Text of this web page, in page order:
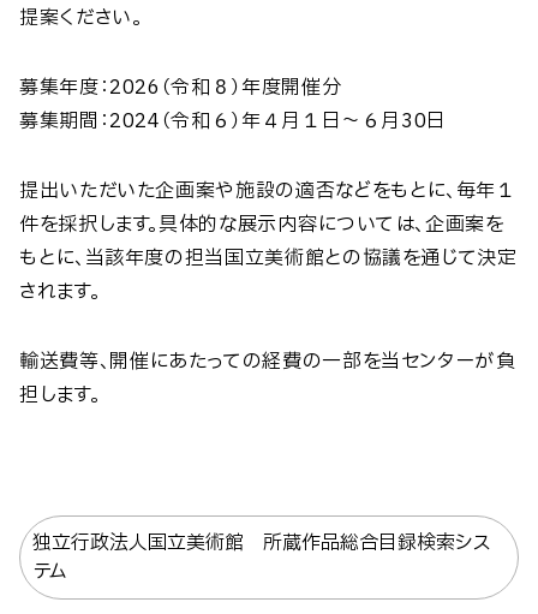
提案ください。
募集年度：2026（令和８）年度開催分
募集期間：2024（令和６）年４月１日～６月30日
提出いただいた企画案や施設の適否などをもとに、毎年１
件を採択します。具体的な展示内容については、企画案を
もとに、当該年度の担当国立美術館との協議を通じて決定
されます。
輸送費等、開催にあたっての経費の一部を当センターが負
担します。
独立行政法人国立美術館 所蔵作品総合目録検索シス
テム